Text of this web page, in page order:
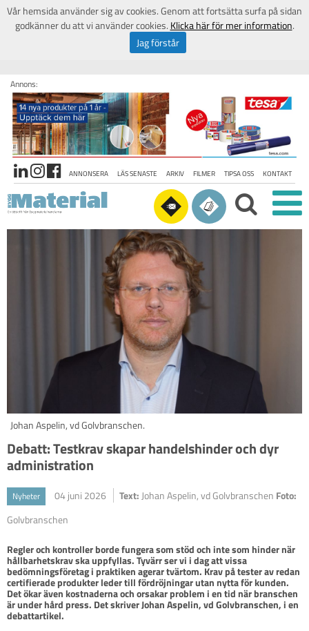
Annons:
ANNONSERA LÄS SENASTE ARKIV FILMER TIPSA OSS KONTAKT
Johan Aspelin, vd Golvbranschen.
Debatt: Testkrav skapar handelshinder och dyr
administration
Nyheter 04 juni 2026 Text:Johan Aspelin, vd Golvbranschen Foto:
Golvbranschen
Regler och kontroller borde fungera som stöd och inte som hinder när
hållbarhetskrav ska uppfyllas. Tyvärr ser vi i dag att vissa
bedömningsföretag i praktiken agerar tvärtom. Krav på tester av redan
certifierade produkter leder till fördröjningar utan nytta för kunden.
Det ökar även kostnaderna och orsakar problem i en tid när branschen
är under hård press. Det skriver Johan Aspelin, vd Golvbranschen, i en
debattartikel.
Vår hemsida använder sig av cookies. Genom att fortsätta surfa på sidan
godkänner du att vi använder cookies. Klicka här för mer information.
Jag förstår